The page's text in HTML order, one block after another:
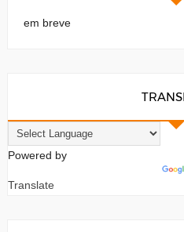
em breve
Powered by
Translate